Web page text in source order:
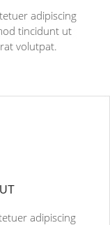
adipiscing
tincidunt ut
volutpat.
adipiscing